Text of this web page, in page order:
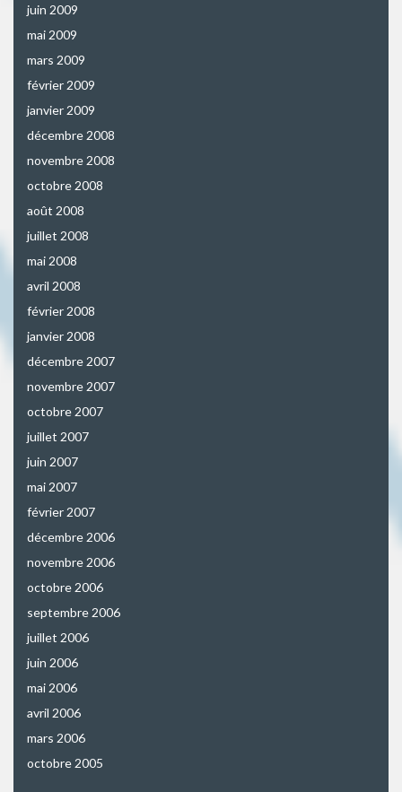
juin 2009
mai 2009
mars 2009
février 2009
janvier 2009
décembre 2008
novembre 2008
octobre 2008
août 2008
juillet 2008
mai 2008
avril 2008
février 2008
janvier 2008
décembre 2007
novembre 2007
octobre 2007
juillet 2007
juin 2007
mai 2007
février 2007
décembre 2006
novembre 2006
octobre 2006
septembre 2006
juillet 2006
juin 2006
mai 2006
avril 2006
mars 2006
octobre 2005